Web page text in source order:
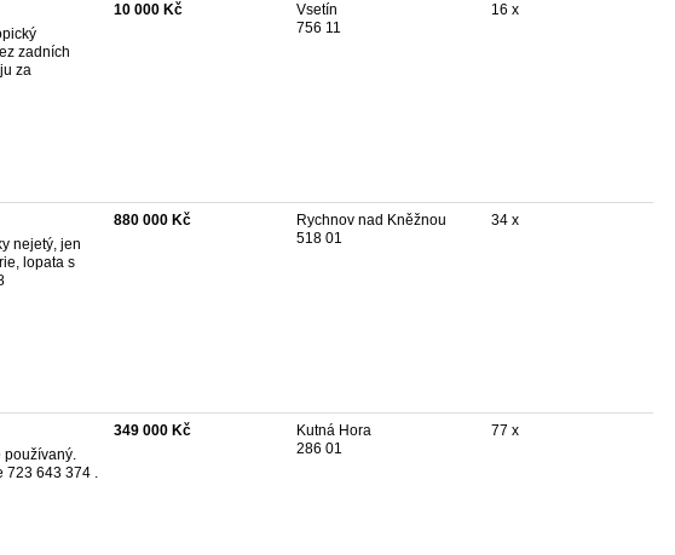
zadních
za
10 000 Kč
Vsetín
756 11
16 x
nejetý, jen
lopata s
880 000 Kč
Rychnov nad Kněžnou
518 01
34 x
používaný.
723 643 374 .
349 000 Kč
Kutná Hora
286 01
77 x